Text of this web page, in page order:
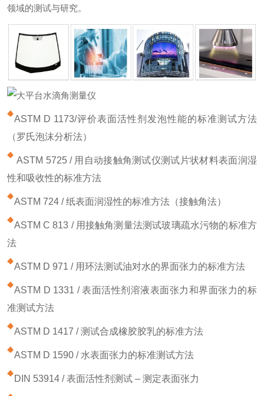
领域的测试与研究。
ASTM D 1173/评价表面活性剂发泡性能的标准测试方法
（罗氏泡沫分析法）
ASTM 5725 / 用自动接触角测试仪测试片状材料表面润湿
性和吸收性的标准方法
ASTM 724 / 纸表面润湿性的标准方法（接触角法）
ASTM C 813 / 用接触角测量法测试玻璃疏水污物的标准方
法
ASTM D 971 / 用环法测试油对水的界面张力的标准方法
ASTM D 1331 / 表面活性剂溶液表面张力和界面张力的标
准测试方法
ASTM D 1417 / 测试合成橡胶胶乳的标准方法
ASTM D 1590 / 水表面张力的标准测试方法
DIN 53914 / 表面活性剂测试 – 测定表面张力